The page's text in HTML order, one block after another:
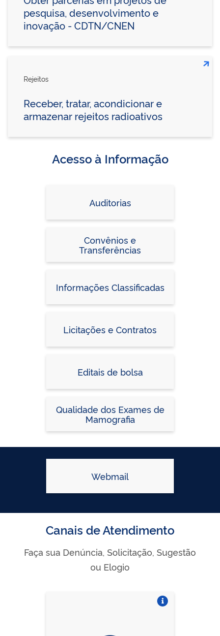
pesquisa, desenvolvimento e
inovação - CDTN/CNEN
Rejeitos
Receber, tratar, acondicionar e
armazenar rejeitos radioativos
Acesso à Informação
Auditorias
Convênios e
Transferências
Informações Classificadas
Licitações e Contratos
Editais de bolsa
Qualidade dos Exames de
Mamografia
Webmail
Canais de Atendimento
Faça sua Denúncia, Solicitação, Sugestão
ou Elogio